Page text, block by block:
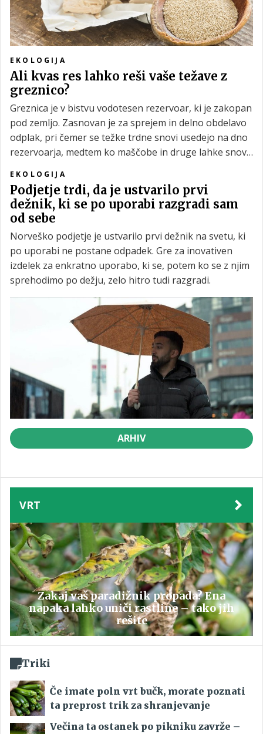
EKOLOGIJA
Ali kvas res lahko reši vaše težave z
greznico?
Greznica je v bistvu vodotesen rezervoar, ki je zakopan
pod zemljo. Zasnovan je za sprejem in delno obdelavo
odplak, pri čemer se težke trdne snovi usedejo na dno
rezervoarja, medtem ko maščobe in druge lahke snovi
zamaši. Po nekaterih nasvetih naj bi v ta namen
učinkovito deloval kvas, pa je to res?
EKOLOGIJA
Podjetje trdi, da je ustvarilo prvi
dežnik, ki se po uporabi razgradi sam
od sebe
Norveško podjetje je ustvarilo prvi dežnik na svetu, ki
po uporabi ne postane odpadek. Gre za inovativen
izdelek za enkratno uporabo, ki se, potem ko se z njim
sprehodimo po dežju, zelo hitro tudi razgradi.
ARHIV
VRT
Zakaj vaš paradižnik propada? Ena
napaka lahko uniči rastline – tako jih
rešite
Triki
Če imate poln vrt bučk, morate poznati
ta preprost trik za shranjevanje
Večina ta ostanek po pikniku zavrže –